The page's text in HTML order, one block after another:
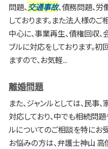
問題、交通事故、債務問題、
しております。また法人様の
中心に、事業再生、債権回収
ブルに対応をしております。
ますので、お気軽...
離婚問題
また、ジャンルとしては、民事
対応しており、中でも相続問
ルについてのご相談を特にお
お悩みの方は、弁護士神山